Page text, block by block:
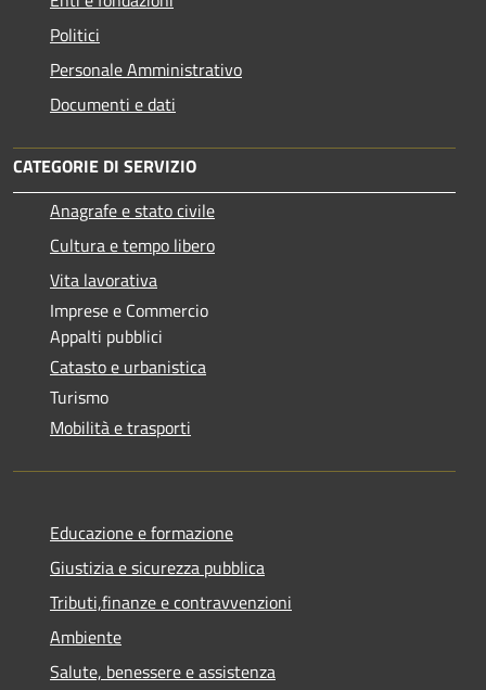
Politici
Personale Amministrativo
Documenti e dati
CATEGORIE DI SERVIZIO
Anagrafe e stato civile
Cultura e tempo libero
Vita lavorativa
Imprese e Commercio
Appalti pubblici
Catasto e urbanistica
Turismo
Mobilità e trasporti
Educazione e formazione
Giustizia e sicurezza pubblica
Tributi,finanze e contravvenzioni
Ambiente
Salute, benessere e assistenza